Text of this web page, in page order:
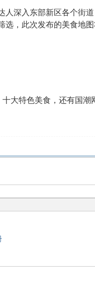
深入东部新区各个街
，此次发布的美食地
大特色美食，还有国潮